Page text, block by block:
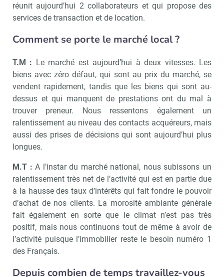
réunit aujourd’hui 2 collaborateurs et qui propose des
services de transaction et de location.
Comment se porte le marché local ?
T.M : Le marché est aujourd’hui à deux vitesses. Les
biens avec zéro défaut, qui sont au prix du marché, se
vendent rapidement, tandis que les biens qui sont au-
dessus et qui manquent de prestations ont du mal à
trouver preneur. Nous ressentons également un
ralentissement au niveau des contacts acquéreurs, mais
aussi des prises de décisions qui sont aujourd’hui plus
longues.
M.T : A l’instar du marché national, nous subissons un
ralentissement très net de l’activité qui est en partie due
à la hausse des taux d’intérêts qui fait fondre le pouvoir
d’achat de nos clients. La morosité ambiante générale
fait également en sorte que le climat n’est pas très
positif, mais nous continuons tout de même à avoir de
l’activité puisque l’immobilier reste le besoin numéro 1
des Français.
Depuis combien de temps travaillez-vous